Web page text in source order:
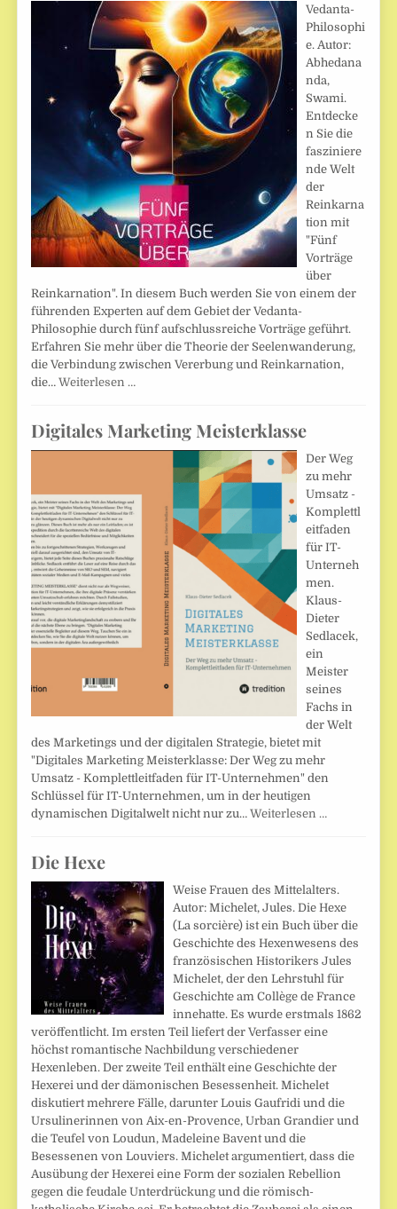
Vedanta-
Philosophi
e. Autor:
Abhedana
nda,
Swami.
Entdecke
n Sie die
fasziniere
nde Welt
der
Reinkarna
tion mit
"Fünf
Vorträge
über
Reinkarnation". In diesem Buch werden Sie von einem der
führenden Experten auf dem Gebiet der Vedanta-
Philosophie durch fünf aufschlussreiche Vorträge geführt.
Erfahren Sie mehr über die Theorie der Seelenwanderung,
die Verbindung zwischen Vererbung und Reinkarnation,
die…Weiterlesen …
Digitales Marketing Meisterklasse
Der Weg
zu mehr
Umsatz -
Komplettl
eitfaden
für IT-
Unterneh
men.
Klaus-
Dieter
Sedlacek,
ein
Meister
seines
Fachs in
der Welt
des Marketings und der digitalen Strategie, bietet mit
"Digitales Marketing Meisterklasse: Der Weg zu mehr
Umsatz - Komplettleitfaden für IT-Unternehmen" den
Schlüssel für IT-Unternehmen, um in der heutigen
dynamischen Digitalwelt nicht nur zu…Weiterlesen …
Die Hexe
Weise Frauen des Mittelalters.
Autor: Michelet, Jules. Die Hexe
(La sorcière) ist ein Buch über die
Geschichte des Hexenwesens des
französischen Historikers Jules
Michelet, der den Lehrstuhl für
Geschichte am Collège de France
innehatte. Es wurde erstmals 1862
veröffentlicht. Im ersten Teil liefert der Verfasser eine
höchst romantische Nachbildung verschiedener
Hexenleben. Der zweite Teil enthält eine Geschichte der
Hexerei und der dämonischen Besessenheit. Michelet
diskutiert mehrere Fälle, darunter Louis Gaufridi und die
Ursulinerinnen von Aix-en-Provence, Urban Grandier und
die Teufel von Loudun, Madeleine Bavent und die
Besessenen von Louviers. Michelet argumentiert, dass die
Ausübung der Hexerei eine Form der sozialen Rebellion
gegen die feudale Unterdrückung und die römisch-